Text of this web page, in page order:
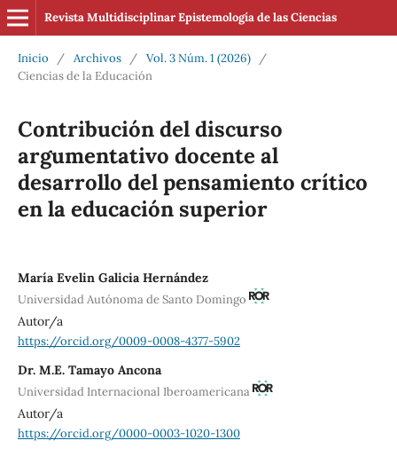
Revista Multidisciplinar Epistemología de las Ciencias
Inicio / Archivos / Vol. 3 Núm. 1 (2026)
/
Ciencias de la Educación
Contribución del discurso
argumentativo docente al
desarrollo del pensamiento crítico
en la educación superior
María Evelin Galicia Hernández
Universidad Autónoma de Santo Domingo
Autor/a
https://orcid.org/0009-0008-4377-5902
Dr. M.E. Tamayo Ancona
Universidad Internacional Iberoamericana
Autor/a
https://orcid.org/0000-0003-1020-1300